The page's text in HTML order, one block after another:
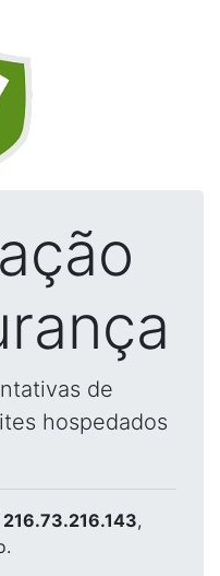
de
hospedados
216.73.216.143,